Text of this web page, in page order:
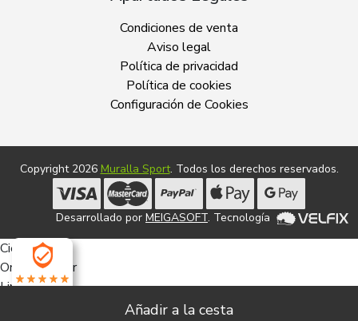
Condiciones de venta
Aviso legal
Política de privacidad
Política de cookies
Configuración de Cookies
Copyright 2026 Muralla Sport. Todos los derechos reservados.
Desarrollado por MEIGASOFT. Tecnología
Cierra
Ordenado por
Limpiar